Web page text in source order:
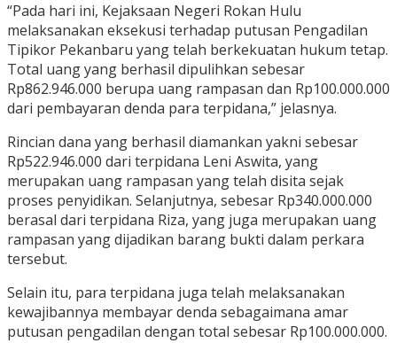
“Pada hari ini, Kejaksaan Negeri Rokan Hulu
melaksanakan eksekusi terhadap putusan Pengadilan
Tipikor Pekanbaru yang telah berkekuatan hukum tetap.
Total uang yang berhasil dipulihkan sebesar
Rp862.946.000 berupa uang rampasan dan Rp100.000.000
dari pembayaran denda para terpidana,” jelasnya.
Rincian dana yang berhasil diamankan yakni sebesar
Rp522.946.000 dari terpidana Leni Aswita, yang
merupakan uang rampasan yang telah disita sejak
proses penyidikan. Selanjutnya, sebesar Rp340.000.000
berasal dari terpidana Riza, yang juga merupakan uang
rampasan yang dijadikan barang bukti dalam perkara
tersebut.
Selain itu, para terpidana juga telah melaksanakan
kewajibannya membayar denda sebagaimana amar
putusan pengadilan dengan total sebesar Rp100.000.000.